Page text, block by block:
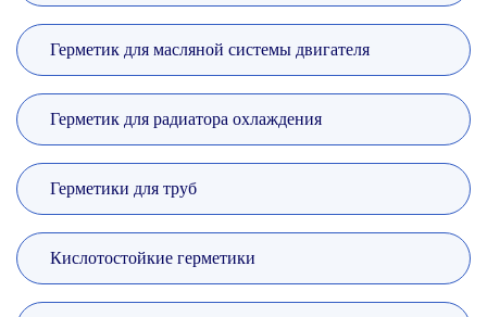
Герметик для масляной системы двигателя
Герметик для радиатора охлаждения
Герметики для труб
Кислотостойкие герметики